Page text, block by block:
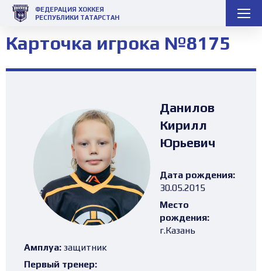
ФЕДЕРАЦИЯ ХОККЕЯ
РЕСПУБЛИКИ ТАТАРСТАН
Карточка игрока №8175
Данилов
Кирилл
Юрьевич
Дата рождения:
30.05.2015
Место
рождения:
г.Казань
Амплуа: защитник
Первый тренер: